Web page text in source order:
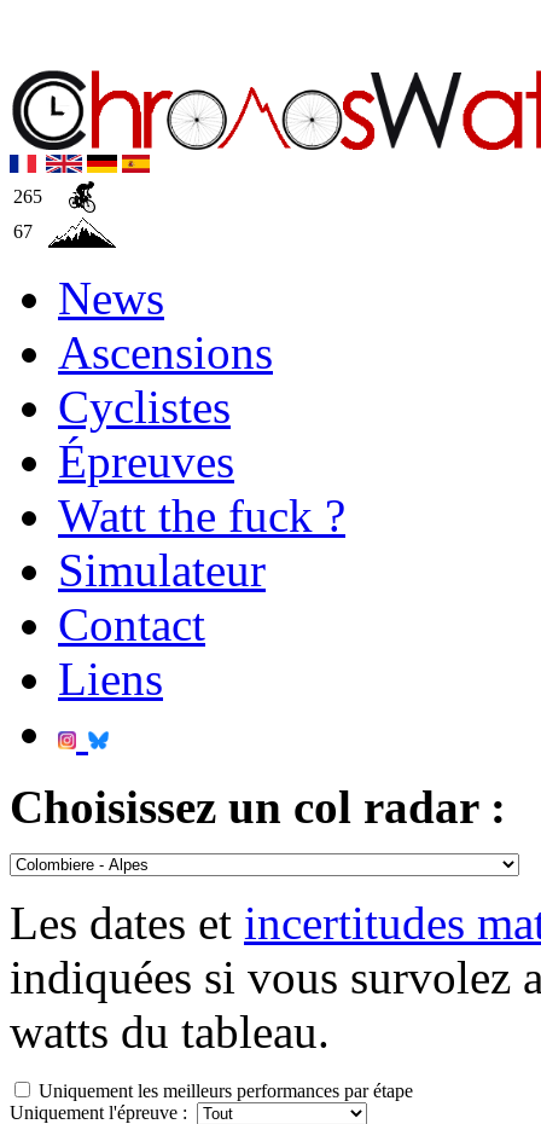
265
67
News
Ascensions
Cyclistes
Épreuves
Watt the fuck ?
Simulateur
Contact
Liens
Choisissez un col radar :
Les dates et incertitudes
indiquées si vous survolez
watts du tableau.
Uniquement les meilleurs performances par étape
Uniquement l'épreuve :